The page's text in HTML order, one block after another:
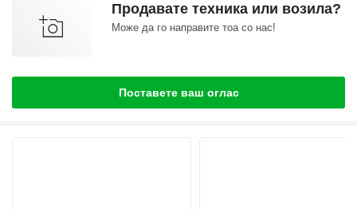
Продавате техника или возила?
Може да го направите тоа со нас!
Поставете ваш оглас